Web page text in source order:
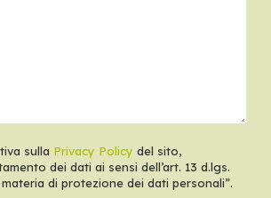
sulla Privacy Policy del sito,
dei dati ai sensi dell’art. 13 d.lgs.
di protezione dei dati personali”.